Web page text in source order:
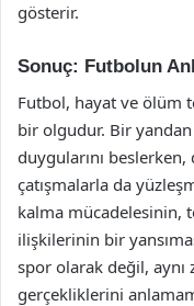
gösterir.
Sonuç: Futbolun
Futbol, hayat ve ölüm
bir olgudur. Bir
duygularını beslerken,
çatışmalarla da
kalma mücadelesinin,
ilişkilerinin bir
spor olarak değil, aynı
gerçekliklerini